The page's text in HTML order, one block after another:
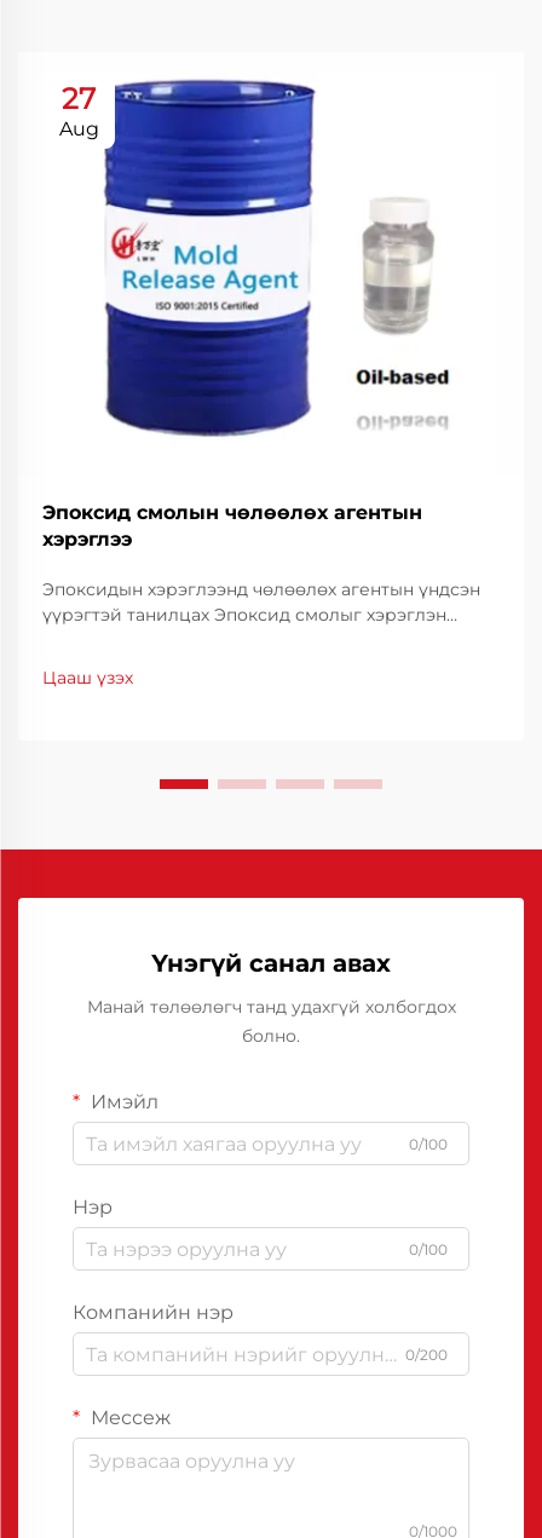
27
Aug
Эпоксид смолын чөлөөлөх агентын
хэрэглээ
Эпоксидын хэрэглээнд чөлөөлөх агентын үндсэн
үүрэгтэй танилцах Эпоксид смолыг хэрэглэн
хамаардаг. Эдгээр онцгой нэгдлүүд нь харин ...
Цааш үзэх
Үнэгүй санал авах
Манай төлөөлөгч танд удахгүй холбогдох
болно.
Имэйл
0/100
Нэр
0/100
Компанийн нэр
0/200
Мессеж
0/1000